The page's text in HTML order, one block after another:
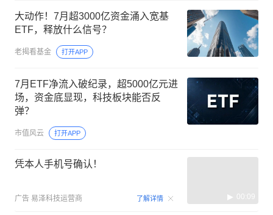
大动作！7月超3000亿资金涌入宽基
ETF，释放什么信号？
老揭看基金 打开APP
7月ETF净流入破纪录，超5000亿元进
场，资金底显现，科技板块能否反
弹？
市值风云 打开APP
凭本人手机号确认！
广告 易泽科技运营商 了解详情 00:09